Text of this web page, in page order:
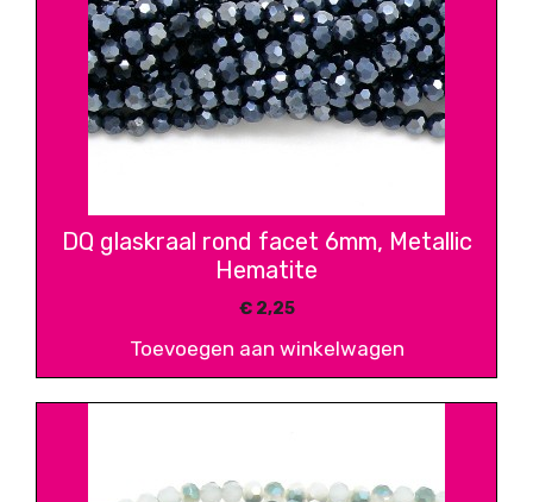
DQ glaskraal rond facet 6mm, Metallic
Hematite
€2,25
Toevoegen aan winkelwagen